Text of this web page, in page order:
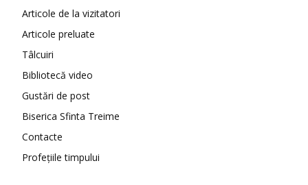
Articole de la vizitatori
Articole preluate
Tâlcuiri
Bibliotecă video
Gustări de post
Biserica Sfinta Treime
Contacte
Profețiile timpului